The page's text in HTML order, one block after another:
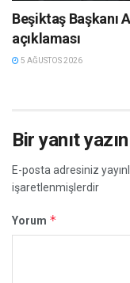
Beşiktaş Başkanı
açıklaması
5 AĞUSTOS 2026
Bir yanıt yazın
E-posta adresiniz
işaretlenmişlerdir
Yorum *